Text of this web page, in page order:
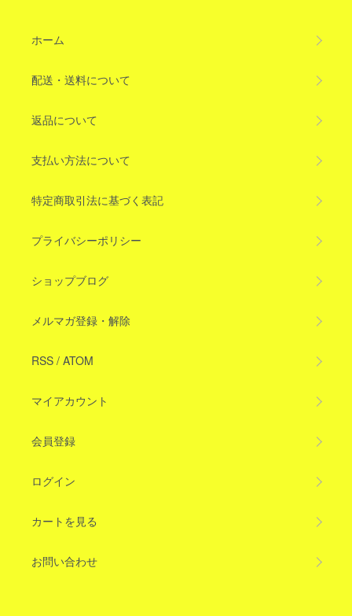
ホーム
配送・送料について
返品について
支払い方法について
特定商取引法に基づく表記
プライバシーポリシー
ショップブログ
メルマガ登録・解除
RSS / ATOM
マイアカウント
会員登録
ログイン
カートを見る
お問い合わせ